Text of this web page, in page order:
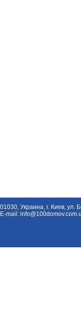
01030, Украина, г. Киев, ул.
E-mail: